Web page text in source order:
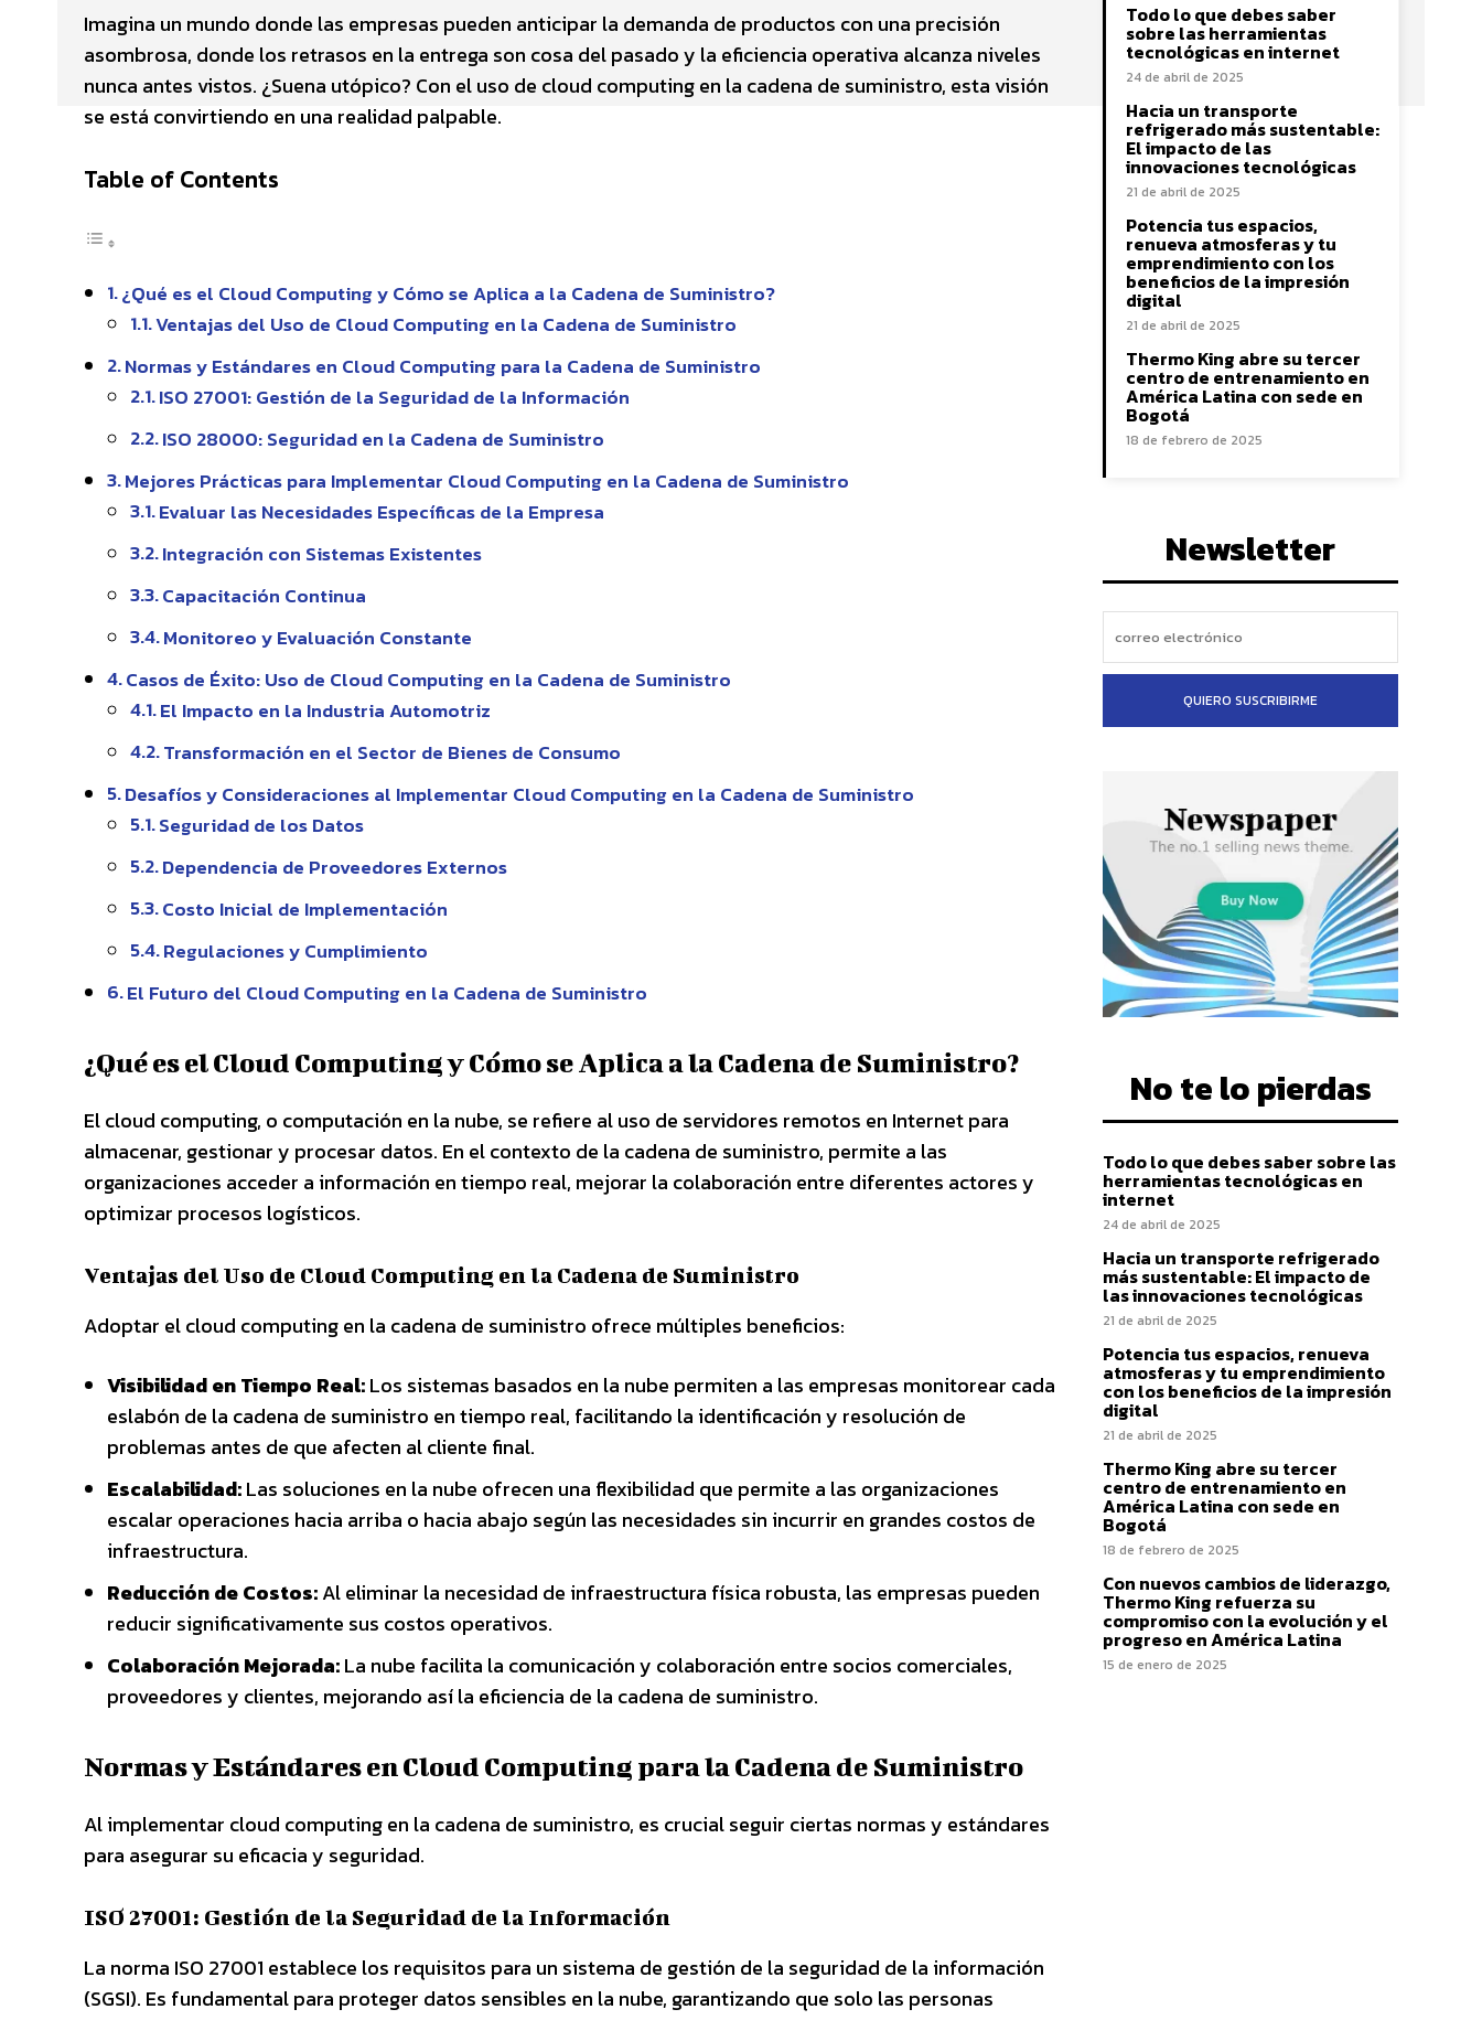
Imagina un mundo donde las empresas pueden anticipar la demanda de productos con una precisión
asombrosa, donde los retrasos en la entrega son cosa del pasado y la eficiencia operativa alcanza niveles
nunca antes vistos. ¿Suena utópico? Con el uso de cloud computing en la cadena de suministro, esta visión
se está convirtiendo en una realidad palpable.
Table of Contents
¿Qué es el Cloud Computing y Cómo se Aplica a la Cadena de Suministro?
Ventajas del Uso de Cloud Computing en la Cadena de Suministro
Normas y Estándares en Cloud Computing para la Cadena de Suministro
ISO 27001: Gestión de la Seguridad de la Información
ISO 28000: Seguridad en la Cadena de Suministro
Mejores Prácticas para Implementar Cloud Computing en la Cadena de Suministro
Evaluar las Necesidades Específicas de la Empresa
Integración con Sistemas Existentes
Capacitación Continua
Monitoreo y Evaluación Constante
Casos de Éxito: Uso de Cloud Computing en la Cadena de Suministro
El Impacto en la Industria Automotriz
Transformación en el Sector de Bienes de Consumo
Desafíos y Consideraciones al Implementar Cloud Computing en la Cadena de Suministro
Seguridad de los Datos
Dependencia de Proveedores Externos
Costo Inicial de Implementación
Regulaciones y Cumplimiento
El Futuro del Cloud Computing en la Cadena de Suministro
¿Qué es el Cloud Computing y Cómo se Aplica a la Cadena de Suministro?
El cloud computing, o computación en la nube, se refiere al uso de servidores remotos en Internet para
almacenar, gestionar y procesar datos. En el contexto de la cadena de suministro, permite a las
organizaciones acceder a información en tiempo real, mejorar la colaboración entre diferentes actores y
optimizar procesos logísticos.
Ventajas del Uso de Cloud Computing en la Cadena de Suministro
Adoptar el cloud computing en la cadena de suministro ofrece múltiples beneficios:
Visibilidad en Tiempo Real:Los sistemas basados en la nube permiten a las empresas monitorear cada
eslabón de la cadena de suministro en tiempo real, facilitando la identificación y resolución de
problemas antes de que afecten al cliente final.
Escalabilidad:Las soluciones en la nube ofrecen una flexibilidad que permite a las organizaciones
escalar operaciones hacia arriba o hacia abajo según las necesidades sin incurrir en grandes costos de
infraestructura.
Reducción de Costos:Al eliminar la necesidad de infraestructura física robusta, las empresas pueden
reducir significativamente sus costos operativos.
Colaboración Mejorada:La nube facilita la comunicación y colaboración entre socios comerciales,
proveedores y clientes, mejorando así la eficiencia de la cadena de suministro.
Normas y Estándares en Cloud Computing para la Cadena de Suministro
Al implementar cloud computing en la cadena de suministro, es crucial seguir ciertas normas y estándares
para asegurar su eficacia y seguridad.
ISO 27001: Gestión de la Seguridad de la Información
La norma ISO 27001 establece los requisitos para un sistema de gestión de la seguridad de la información
(SGSI). Es fundamental para proteger datos sensibles en la nube, garantizando que solo las personas
Todo lo que debes saber
sobre las herramientas
tecnológicas en internet
24 de abril de 2025
Hacia un transporte
refrigerado más sustentable:
El impacto de las
innovaciones tecnológicas
21 de abril de 2025
Potencia tus espacios,
renueva atmosferas y tu
emprendimiento con los
beneficios de la impresión
digital
21 de abril de 2025
Thermo King abre su tercer
centro de entrenamiento en
América Latina con sede en
Bogotá
18 de febrero de 2025
Newsletter
QUIERO SUSCRIBIRME
No te lo pierdas
Todo lo que debes saber sobre las
herramientas tecnológicas en
internet
24 de abril de 2025
Hacia un transporte refrigerado
más sustentable: El impacto de
las innovaciones tecnológicas
21 de abril de 2025
Potencia tus espacios, renueva
atmosferas y tu emprendimiento
con los beneficios de la impresión
digital
21 de abril de 2025
Thermo King abre su tercer
centro de entrenamiento en
América Latina con sede en
Bogotá
18 de febrero de 2025
Con nuevos cambios de liderazgo,
Thermo King refuerza su
compromiso con la evolución y el
progreso en América Latina
15 de enero de 2025